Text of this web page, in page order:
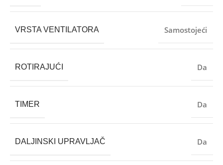
VRSTA VENTILATORA Samostojeći
ROTIRAJUĆI Da
TIMER Da
DALJINSKI UPRAVLJAČ Da